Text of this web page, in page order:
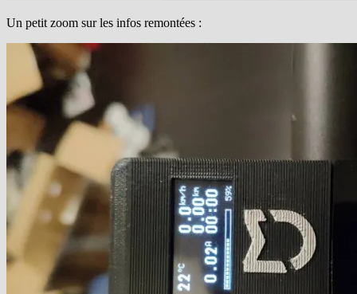
Un petit zoom sur les infos remontées :